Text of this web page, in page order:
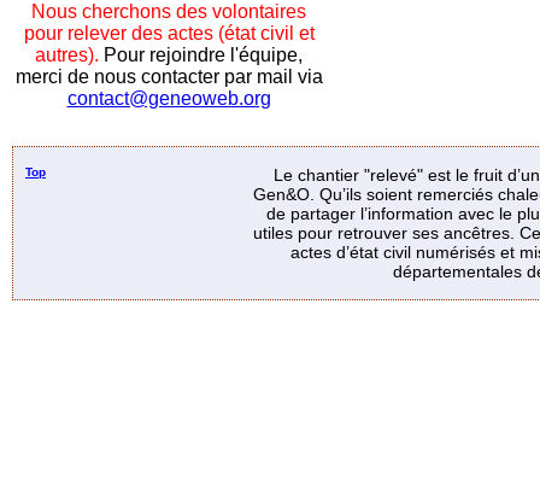
Nous cherchons des volontaires
pour relever des actes (état civil et
autres). Pour rejoindre l'équipe,
merci de nous contacter par mail via
contact@geneoweb.org
Top
Le chantier "relevé" est le fruit
Gen&O. Qu’ils soient remerciés
de partager l’information avec le
utiles pour retrouver ses ancêtres.
actes d’état civil numérisés et
départementales